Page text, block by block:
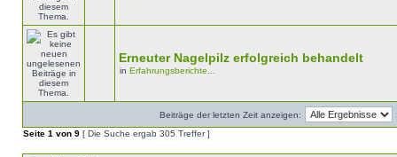
Erneuter Nagelpilz erfolgreich behandelt
in Erfahrungsberichte...
Beiträge der letzten Zeit anzeigen:
Seite 1 von 9 [ Die Suche ergab 305 Treffer ]